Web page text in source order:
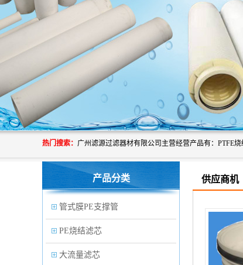
热门搜索：
产品分类
管式膜PE支撑管
PE烧结滤芯
大流量滤芯
供应商机